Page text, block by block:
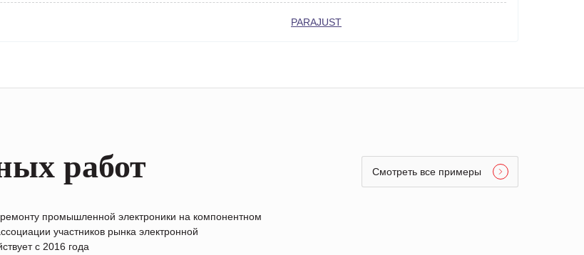
PARAJUST
работ
промышленной электроники на компонентном
участников рынка электронной
с 2016 года
Смотреть все примеры